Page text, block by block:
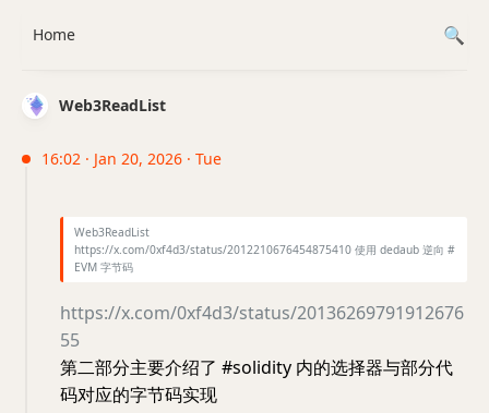
Web3ReadList
16:02 · Jan 20, 2026 · Tue
Web3ReadList
https://x.com/0xf4d3/status/2012210676454875410 使用 dedaub 逆向 #
EVM 字节码
https://x.com/0xf4d3/status/20136269791912676
55
第二部分主要介绍了 #solidity 内的选择器与部分代
码对应的字节码实现
Home